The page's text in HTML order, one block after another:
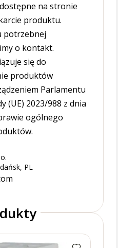
na stronie
produktu.
potrzebnej
o kontakt.
się do
produktów
Parlamentu
(UE) 2023/988 z dnia
ogólnego
PL